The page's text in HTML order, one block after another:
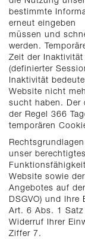
bestimmte
erneut eingeben
müssen und
werden.
Zeit der Inaktivität
(definierter
Inaktivität
Website nicht
sucht haben. Der
der Regel 366
temporären
unser
Website sowie
Angebotes auf
DSGVO) und Ihre
Art. 6 Abs. 1 Satz
Widerruf Ihrer
Ziffer 7.